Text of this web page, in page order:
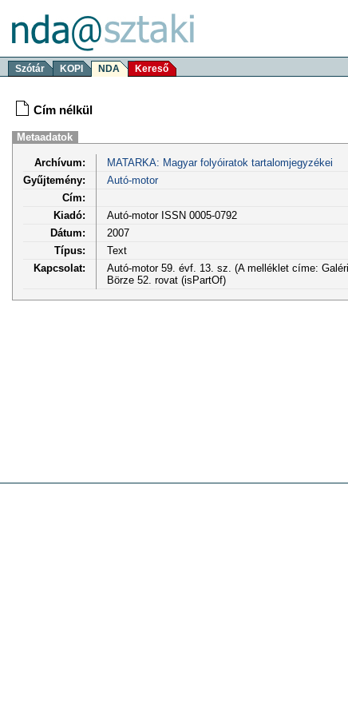
Szótár KOPI NDA Kereső
Cím nélkül
Metaadatok
Archívum:
MATARKA: Magyar folyóiratok tartalomjegyzékei
Gyűjtemény:
Autó-motor
Cím:
Kiadó:
Autó-motor ISSN 0005-0792
Dátum:
2007
Típus:
Text
Kapcsolat:
Autó-motor 59. évf. 13. sz. (A melléklet címe:
Börze 52. rovat (isPartOf)